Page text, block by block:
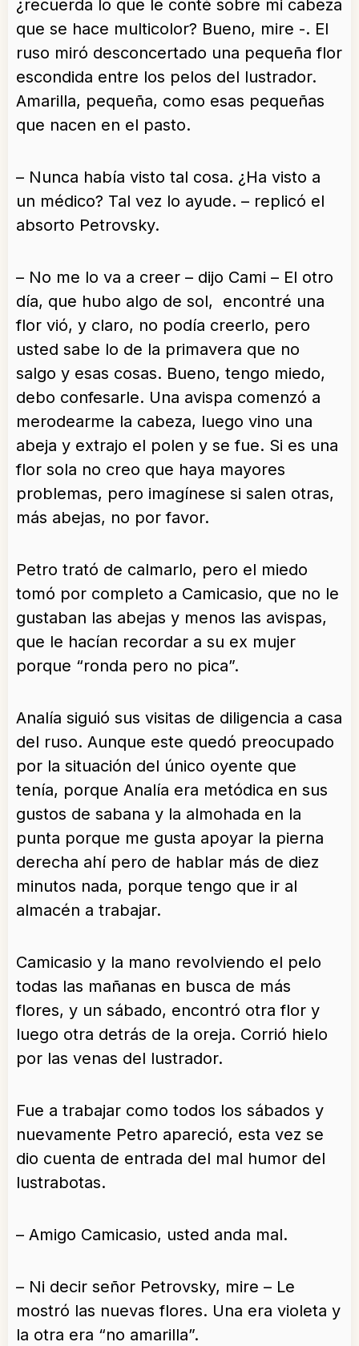
¿recuerda lo que le conté sobre mi cabeza
que se hace multicolor? Bueno, mire -. El
ruso miró desconcertado una pequeña flor
escondida entre los pelos del lustrador.
Amarilla, pequeña, como esas pequeñas
que nacen en el pasto.
– Nunca había visto tal cosa. ¿Ha visto a
un médico? Tal vez lo ayude. – replicó el
absorto Petrovsky.
– No me lo va a creer – dijo Cami – El otro
día, que hubo algo de sol, encontré una
flor vió, y claro, no podía creerlo, pero
usted sabe lo de la primavera que no
salgo y esas cosas. Bueno, tengo miedo,
debo confesarle. Una avispa comenzó a
merodearme la cabeza, luego vino una
abeja y extrajo el polen y se fue. Si es una
flor sola no creo que haya mayores
problemas, pero imagínese si salen otras,
más abejas, no por favor.
Petro trató de calmarlo, pero el miedo
tomó por completo a Camicasio, que no le
gustaban las abejas y menos las avispas,
que le hacían recordar a su ex mujer
porque “ronda pero no pica”.
Analía siguió sus visitas de diligencia a casa
del ruso. Aunque este quedó preocupado
por la situación del único oyente que
tenía, porque Analía era metódica en sus
gustos de sabana y la almohada en la
punta porque me gusta apoyar la pierna
derecha ahí pero de hablar más de diez
minutos nada, porque tengo que ir al
almacén a trabajar.
Camicasio y la mano revolviendo el pelo
todas las mañanas en busca de más
flores, y un sábado, encontró otra flor y
luego otra detrás de la oreja. Corrió hielo
por las venas del lustrador.
Fue a trabajar como todos los sábados y
nuevamente Petro apareció, esta vez se
dio cuenta de entrada del mal humor del
lustrabotas.
– Amigo Camicasio, usted anda mal.
– Ni decir señor Petrovsky, mire – Le
mostró las nuevas flores. Una era violeta y
la otra era “no amarilla”.